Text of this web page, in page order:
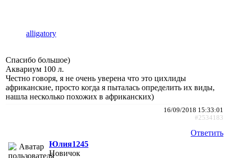
alligatory
Спасибо большое)
Аквариум 100 л.
Честно говоря, я не очень уверена что это цихлиды
африканские, просто когда я пыталась определить их виды,
нашла несколько похожих в африканских)
16/09/2018 15:33:01
#2534183
Ответить
Юлия1245
Новичок